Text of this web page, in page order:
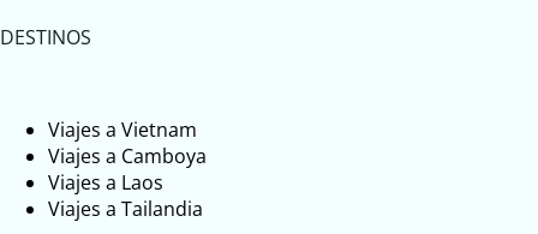
DESTINOS
Viajes a Vietnam
Viajes a Camboya
Viajes a Laos
Viajes a Tailandia